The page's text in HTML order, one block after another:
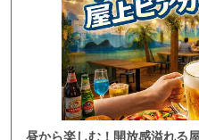
昼から楽しむ！開放感溢れる